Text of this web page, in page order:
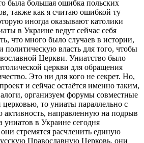
была большая ошибка польских
также как я считаю ошибкой ту
иногда оказывают католики
в Украине ведут сейчас себя
что много было случаев в истории,
политическую власть для того, чтобы
Церкви. Униатство было
церкви для обращения
Это ни для кого не секрет. Но,
и сейчас остаётся именно таким,
организуем форумы совместные
церковью, то униаты параллельно с
направленную на подрыв
униатов в Украине сегодня
стремятся расчленить единую
Православную Церковь, они